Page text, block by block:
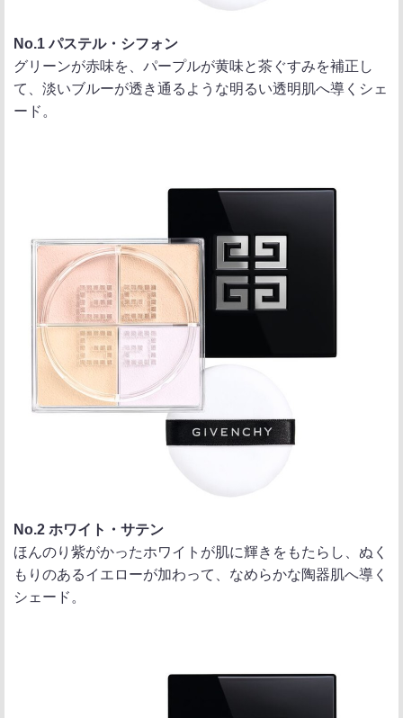
No.1 パステル・シフォン
グリーンが赤味を、パープルが黄味と茶ぐすみを補正し
て、淡いブルーが透き通るような明るい透明肌へ導くシェ
ード。
No.2 ホワイト・サテン
ほんのり紫がかったホワイトが肌に輝きをもたらし、ぬく
もりのあるイエローが加わって、なめらかな陶器肌へ導く
シェード。